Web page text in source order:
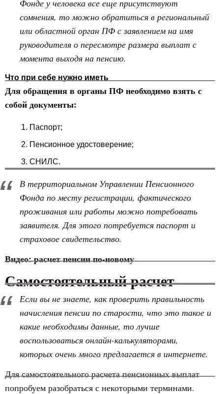
Фонде у человека все еще присутствуют
сомнения, то можно обратиться в региональный
или областной орган ПФ с заявлением на имя
руководителя о пересмотре размера выплат с
момента выходя на пенсию.
Что при себе нужно иметь
Для обращения в органы ПФ необходимо взять с
собой документы:
Паспорт;
Пенсионное удостоверение;
СНИЛС.
В территориальном Управлении Пенсионного
Фонда по месту регистрации, фактического
проживания или работы можно потребовать
заявителя. Для этого потребуется паспорт и
страховое свидетельство.
Видео: расчет пенсии по-новому
Самостоятельный расчет
Если вы не знаете, как проверить правильность
начисления пенсии по старости, что это такое и
какие необходимы данные, то лучше
воспользоваться онлайн-калькуляторами,
которых очень много предлагается в интернете.
Для самостоятельного расчета пенсионных выплат
попробуем разобраться с некоторыми терминами.